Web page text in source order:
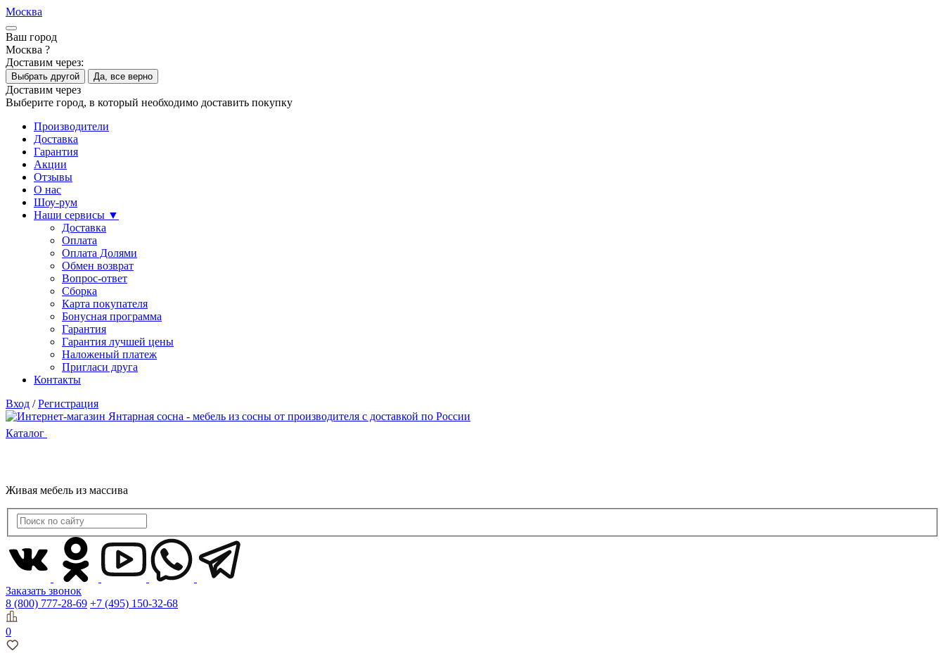
Москва
Ваш город
Москва ?
Доставим через:
Выбрать другой Да, все верно
Доставим через
Выберите город, в который необходимо доставить покупку
Производители
Доставка
Гарантия
Акции
Отзывы
О нас
Шоу-рум
Наши сервисы ▼
Доставка
Оплата
Оплата Долями
Обмен возврат
Вопрос-ответ
Сборка
Карта покупателя
Бонусная программа
Гарантия
Гарантия лучшей цены
Наложеный платеж
Пригласи друга
Контакты
Вход / Регистрация
Каталог
Живая мебель из массива
Заказать звонок
8 (800) 777-28-69 +7 (495) 150-32-68
0